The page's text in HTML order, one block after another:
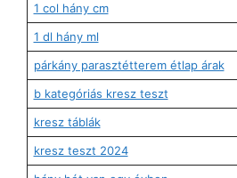
1 col hány cm
1 dl hány ml
párkány parasztétterem étlap árak
b kategóriás kresz teszt
kresz táblák
kresz teszt 2024